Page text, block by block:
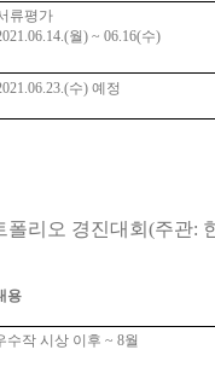
류평가
월) ~ 06.16(수)
수) 예정
폴리오 경진대회 (주관:
용
수작 시상 이후 ~ 8월